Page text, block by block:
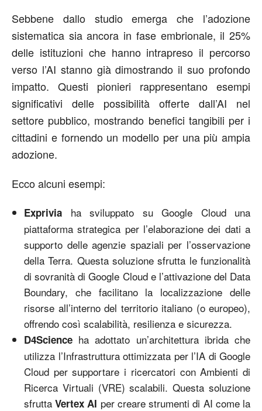
Sebbene dallo studio emerga che l’adozione
sistematica sia ancora in fase embrionale, il 25%
delle istituzioni che hanno intrapreso il percorso
verso l’AI stanno già dimostrando il suo profondo
impatto. Questi pionieri rappresentano esempi
significativi delle possibilità offerte dall’AI nel
settore pubblico, mostrando benefici tangibili per i
cittadini e fornendo un modello per una più ampia
adozione.
Ecco alcuni esempi:
Exprivia ha sviluppato su Google Cloud una
piattaforma strategica per l’elaborazione dei dati a
supporto delle agenzie spaziali per l’osservazione
della Terra. Questa soluzione sfrutta le funzionalità
di sovranità di Google Cloud e l’attivazione del Data
Boundary, che facilitano la localizzazione delle
risorse all’interno del territorio italiano (o europeo),
offrendo così scalabilità, resilienza e sicurezza.
D4Science ha adottato un’architettura ibrida che
utilizza l’Infrastruttura ottimizzata per l’IA di Google
Cloud per supportare i ricercatori con Ambienti di
Ricerca Virtuali (VRE) scalabili. Questa soluzione
sfruttaVertex AI per creare strumenti di AI come la